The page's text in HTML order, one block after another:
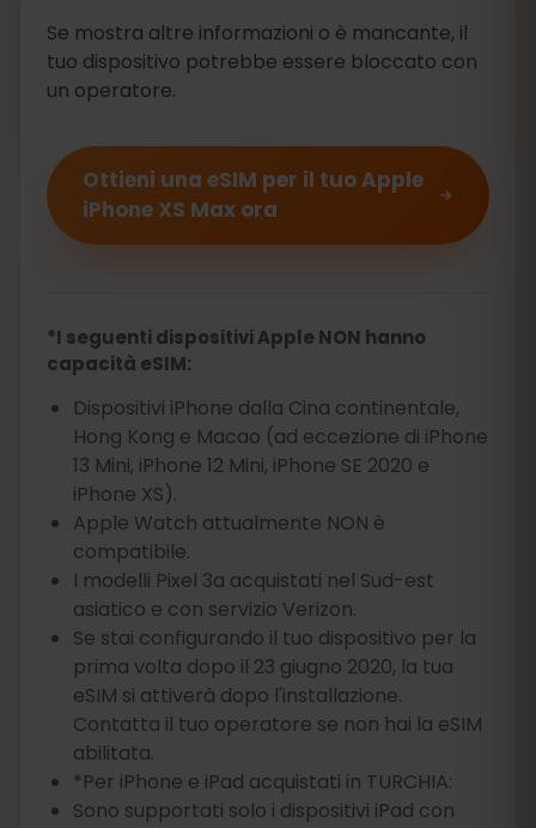
Se mostra altre informazioni o è mancante, il
tuo dispositivo potrebbe essere bloccato con
un operatore.
Ottieni una eSIM per il tuo Apple
iPhone XS Max ora
*I seguenti dispositivi Apple NON hanno
capacità eSIM:
Dispositivi iPhone dalla Cina continentale,
Hong Kong e Macao (ad eccezione di iPhone
13 Mini, iPhone 12 Mini, iPhone SE 2020 e
iPhone XS).
Apple Watch attualmente NON è
compatibile.
I modelli Pixel 3a acquistati nel Sud-est
asiatico e con servizio Verizon.
Se stai configurando il tuo dispositivo per la
prima volta dopo il 23 giugno 2020, la tua
eSIM si attiverà dopo l'installazione.
Contatta il tuo operatore se non hai la eSIM
abilitata.
*Per iPhone e iPad acquistati in TURCHIA:
Sono supportati solo i dispositivi iPad con